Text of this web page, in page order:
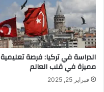
الدراسة في تركيا: فرصة تعليمية
مميزة في قلب العالم
فبراير 25, 2025